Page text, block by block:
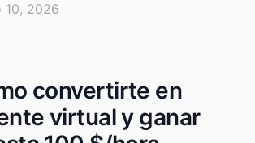
10, 2026
convertirte en
virtual y ganar